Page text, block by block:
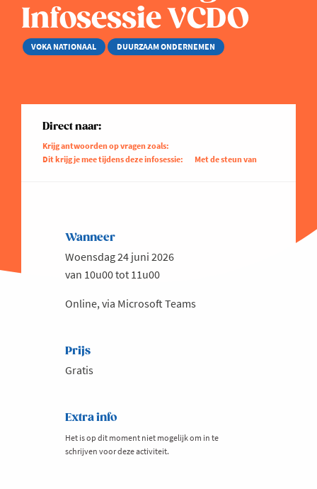
Infosessie VCDO
VOKA NATIONAAL DUURZAAM ONDERNEMEN
Direct naar:
Krijg antwoorden op vragen zoals:
Dit krijg je mee tijdens deze infosessie:
Met de steun van
Wanneer
Woensdag 24 juni 2026
van 10u00 tot 11u00
Online, via Microsoft Teams
Prijs
Gratis
Extra info
Het is op dit moment niet mogelijk om in te
schrijven voor deze activiteit.